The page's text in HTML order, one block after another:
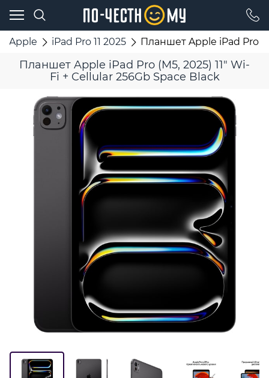
Apple iPad Pro 11 2025 Планшет Apple iPad Pro
Планшет Apple iPad Pro (M5, 2025) 11" Wi-
Fi + Cellular 256Gb Space Black